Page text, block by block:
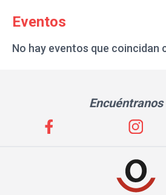
Eventos
No hay eventos que coincidan
Encuéntranos